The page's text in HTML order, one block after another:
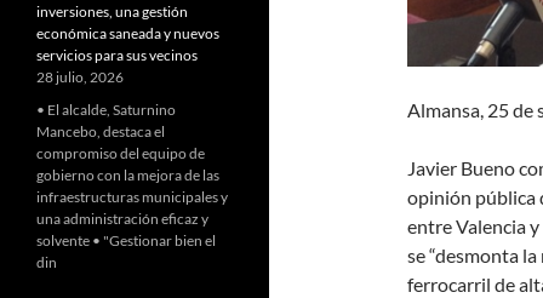
Almansa, 25 de
Javier Bueno
opinión pública
entre Valencia
se “desmonta
ferrocarril de
inversiones, una gestión
económica saneada y nuevos
servicios para sus vecinos
28 julio, 2026
• El alcalde, Saturnino
Mancebo, destaca el
compromiso del equipo de
gobierno con la mejora de las
infraestructuras municipales y
una administración eficaz y
solvente • "Gestionar bien el
din